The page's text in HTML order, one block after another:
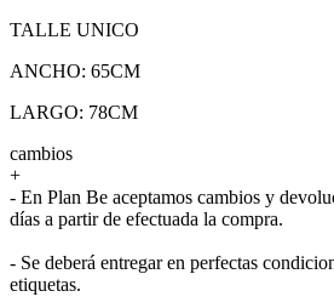
TALLE UNICO
ANCHO: 65CM
LARGO: 78CM
cambios
+
- En Plan Be aceptamos cambios y
días a partir de efectuada la compra.
- Se deberá entregar en perfectas
etiquetas.